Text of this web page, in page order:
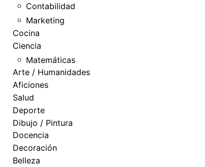
Contabilidad
Marketing
Cocina
Ciencia
Matemáticas
Arte / Humanidades
Aficiones
Salud
Deporte
Dibujo / Pintura
Docencia
Decoración
Belleza